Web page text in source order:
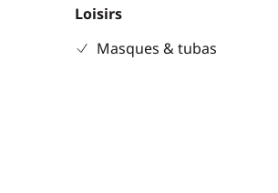
Loisirs
Masques & tubas